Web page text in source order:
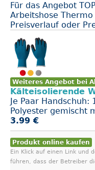
Für das Angebot
Arbeitshose
Preisverlauf oder
Weiteres Angebot bei
Kälteisolierende
Je Paar Handschuh:
Polyester gemischt
3.99 €
Produkt online kaufen
Ein Klick auf einen Link und
führen, dass der Betreiber